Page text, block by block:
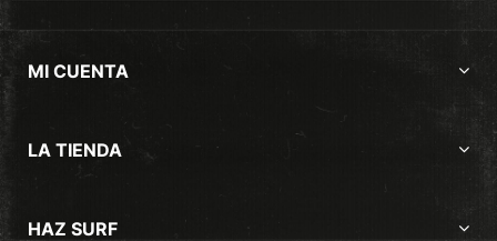
MI CUENTA
LA TIENDA
HAZ SURF